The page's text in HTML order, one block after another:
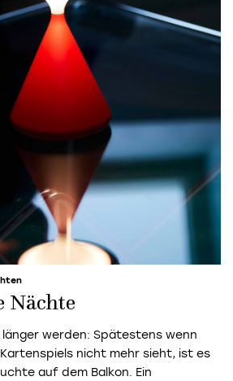
Nächte
werden: Spätestens wenn
nicht mehr sieht, ist es
auf dem Balkon. Ein